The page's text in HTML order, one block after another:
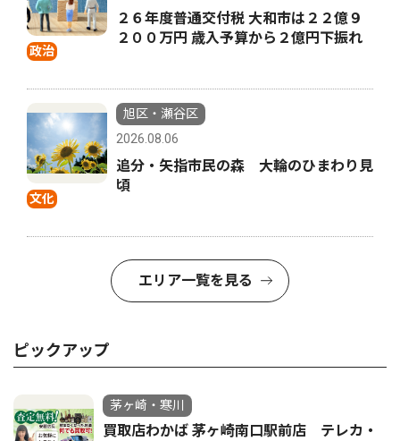
政治
２６年度普通交付税 大和市は２２億９
２００万円 歳入予算から２億円下振れ
文化
旭区・瀬谷区
2026.08.06
追分・矢指市民の森 大輪のひまわり見
頃
エリア一覧を見る
ピックアップ
茅ヶ崎・寒川
買取店わかば 茅ヶ崎南口駅前店 テレカ・